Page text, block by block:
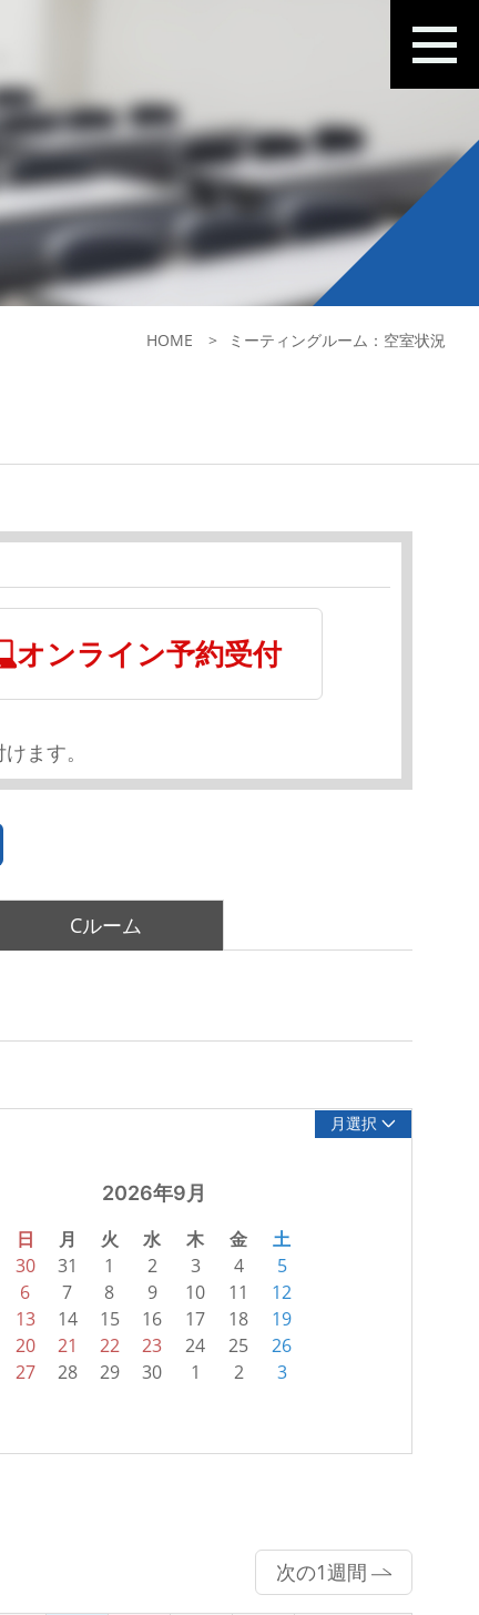
HOME ミーティングルーム：空室状況
オンライン予約受付
ます。
Cルーム
月選択
2026年9月
日 月 火 水 木 金 土
30 31 1 2 3 4
5
6
7 8 9 10 11
12
13
14 15 16 17 18
19
20
21 22 23 24 25
26
27
28 29 30 1 2 3
次の1週間